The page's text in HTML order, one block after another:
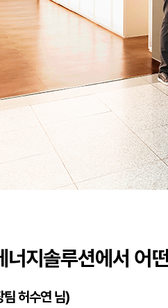
너지솔루션에서 어
허수연 님)